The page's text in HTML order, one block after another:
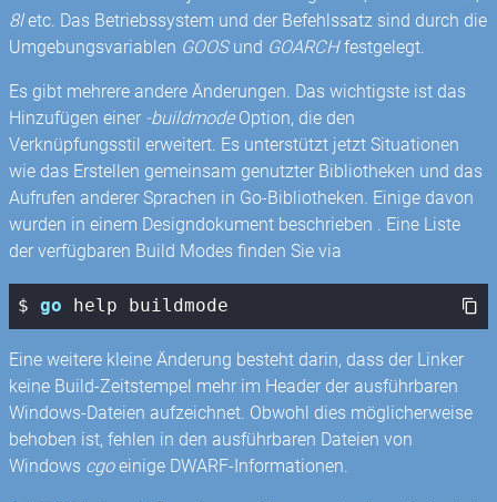
8letc. Das Betriebssystem und der Befehlssatz sind durch die
Umgebungsvariablen GOOSund GOARCHfestgelegt.
Es gibt mehrere andere Änderungen. Das wichtigste ist das
Hinzufügen einer -buildmodeOption, die den
Verknüpfungsstil erweitert. Es unterstützt jetzt Situationen
wie das Erstellen gemeinsam genutzter Bibliotheken und das
Aufrufen anderer Sprachen in Go-Bibliotheken. Einige davon
wurden in einem Designdokument beschrieben . Eine Liste
der verfügbaren Build Modes finden Sie via
$ go help buildmode
Eine weitere kleine Änderung besteht darin, dass der Linker
keine Build-Zeitstempel mehr im Header der ausführbaren
Windows-Dateien aufzeichnet. Obwohl dies möglicherweise
behoben ist, fehlen in den ausführbaren Dateien von
Windows cgoeinige DWARF-Informationen.